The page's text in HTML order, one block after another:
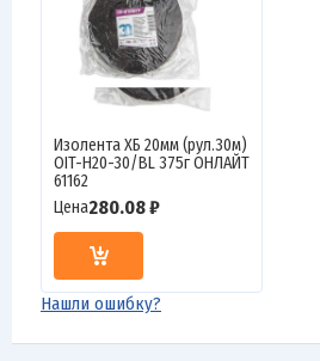
Изолента ХБ 20мм (рул.30м)
OIT-H20-30/BL 375г ОНЛАЙТ
61162
Цена280.08 ₽
Нашли ошибку?